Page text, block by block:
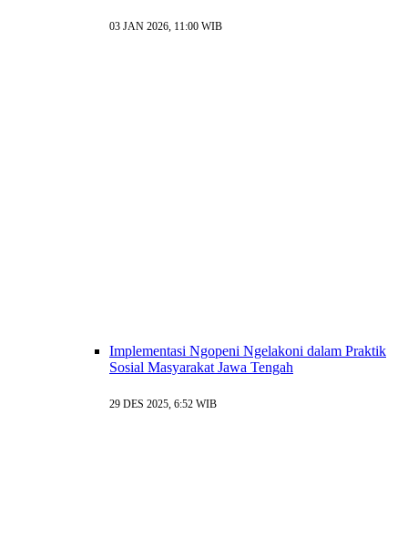
03 JAN 2026, 11:00 WIB
Implementasi Ngopeni Ngelakoni dalam Praktik
Sosial Masyarakat Jawa Tengah
29 DES 2025, 6:52 WIB